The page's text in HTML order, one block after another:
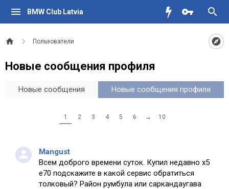
BMW Club Latvia
Пользователи
Новые сообщения профиля
Новые сообщения Новые сообщения профиля
1 2 3 4 5 6 → 10
Mangust
Всем доброго времени суток. Купил недавно х5
е70 подскажите в какой сервис обратиться
толковый? Район румбула или саркандаугава